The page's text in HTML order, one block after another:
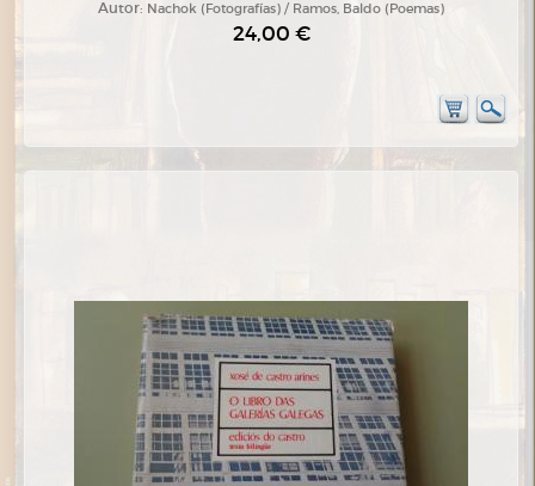
Autor: Nachok (Fotografías) / Ramos, Baldo (Poemas)
24,00 €